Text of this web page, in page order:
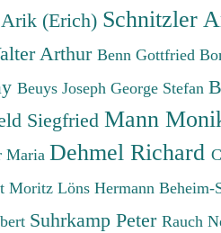
(Erich) Schnitzler
Arthur Benn Gottfried
Beuys Joseph George Stefan
Siegfried Mann
Maria Dehmel Richard
Moritz Löns Hermann Beheim-
Suhrkamp Peter Rauch